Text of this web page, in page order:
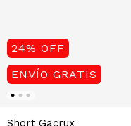
24% OFF
ENVÍO GRATIS
Short Gacrux